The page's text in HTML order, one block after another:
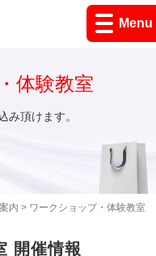
Menu
内 > ワークショップ・体験教室
体験教室
み頂けます。
開催情報